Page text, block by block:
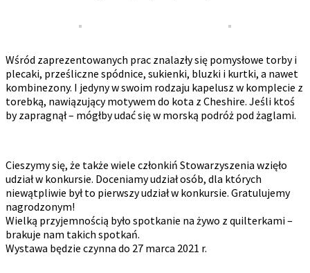
Wśród zaprezentowanych prac znalazły się pomysłowe torby i
plecaki, prześliczne spódnice, sukienki, bluzki i kurtki, a nawet
kombinezony. I jedyny w swoim rodzaju kapelusz w komplecie z
torebką, nawiązujący motywem do kota z Cheshire. Jeśli ktoś
by zapragnął – mógłby udać się w morską podróż pod żaglami.
Cieszymy się, że także wiele członkiń Stowarzyszenia wzięło
udział w konkursie. Doceniamy udział osób, dla których
niewątpliwie był to pierwszy udział w konkursie. Gratulujemy
nagrodzonym!
Wielką przyjemnością było spotkanie na żywo z quilterkami –
brakuje nam takich spotkań.
Wystawa będzie czynna do 27 marca 2021 r.